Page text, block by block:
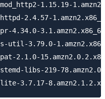
1.15.19-
2.4.57-
4.34.0-3.1.amzn2.x86_64
util-3.79.0-
2.1.0-
libs-219-